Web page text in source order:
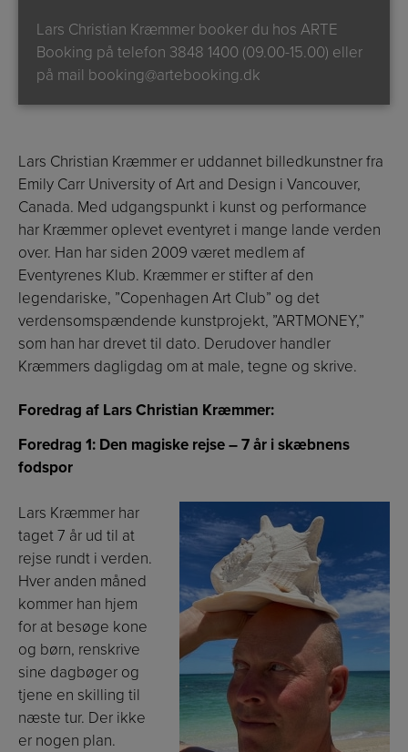
Lars Christian Kræmmer booker du hos ARTE
Booking på telefon 3848 1400 (09.00-15.00) eller
på mail booking@artebooking.dk
Lars Christian Kræmmer er uddannet billedkunstner fra
Emily Carr University of Art and Design i Vancouver,
Canada. Med udgangspunkt i kunst og performance
har Kræmmer oplevet eventyret i mange lande verden
over. Han har siden 2009 været medlem af
Eventyrenes Klub. Kræmmer er stifter af den
legendariske, ”Copenhagen Art Club” og det
verdensomspændende kunstprojekt, ”ARTMONEY,”
som han har drevet til dato. Derudover handler
Kræmmers dagligdag om at male, tegne og skrive.
Foredrag af Lars Christian Kræmmer:
Foredrag 1: Den magiske rejse – 7 år i skæbnens
fodspor
Lars Kræmmer har
taget 7 år ud til at
rejse rundt i verden.
Hver anden måned
kommer han hjem
for at besøge kone
og børn, renskrive
sine dagbøger og
tjene en skilling til
næste tur. Der ikke
er nogen plan.